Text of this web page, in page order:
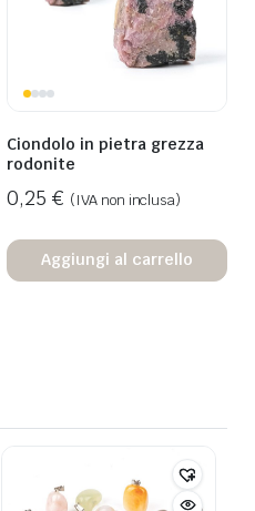
Ciondolo in pietra grezza
rodonite
0,25 € (IVA non inclusa)
Aggiungi al carrello